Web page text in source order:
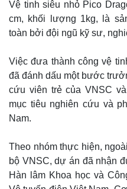
Vệ tinh siêu nhỏ Pico
cm, khối lượng 1kg, là
toàn bởi đội ngũ kỹ sư,
Việc đưa thành công vệ
đã đánh dấu một bước
cứu viên trẻ của VNSC
mục tiêu nghiên cứu và
Nam.
Theo nhóm thực hiện,
bộ VNSC, dự án đã nhận
Hàn lâm Khoa học và